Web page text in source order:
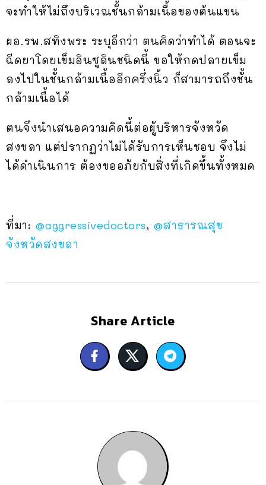
จะทำให้ไม่ถึงบริเวณชั้นกล้ามเนื้อของต้นแขน
ผอ.รพ.สทิงพระ ระบุอีกว่า ตนคิดว่าทำได้ ตอนจะ
ฉีดยาโดยเข็มอินซูลินชนิดนี้ ขอให้กดปลายเข็ม
ลงไปในชั้นกล้ามเนื้ออีกครึ่งนิ้ว ก็สามารถถึงชั้น
กล้ามเนื้อได้
ตนจึงนำเสนอความคิดนี้ต่อผู้บริหารจังหวัด
สงขลา แต่ปรากฏว่าไม่ได้รับการเห็นชอบ จึงไม่
ได้ดำเนินการ ต้องขออภัยกับสิ่งที่เกิดขึ้นทั้งหมด
ที่มา: @aggressivedoctors, @สาธารณสุข
จังหวัดสงขลา
Share Article